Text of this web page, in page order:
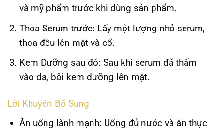
và mỹ phẩm trước khi dùng sản phẩm.
Thoa Serum trước: Lấy một lượng nhỏ serum,
thoa đều lên mặt và cổ.
Kem Dưỡng sau đó: Sau khi serum đã thấm
vào da, bôi kem dưỡng lên mặt.
Lời Khuyên Bổ Sung
Ăn uống lành mạnh: Uống đủ nước và ăn thực